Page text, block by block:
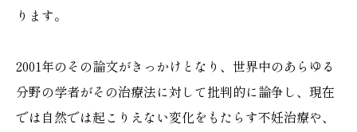
ります。
2001年のその論文がきっかけとなり、世界中のあらゆる
分野の学者がその治療法に対して批判的に論争し、現在
では自然では起こりえない変化をもたらす不妊治療や、